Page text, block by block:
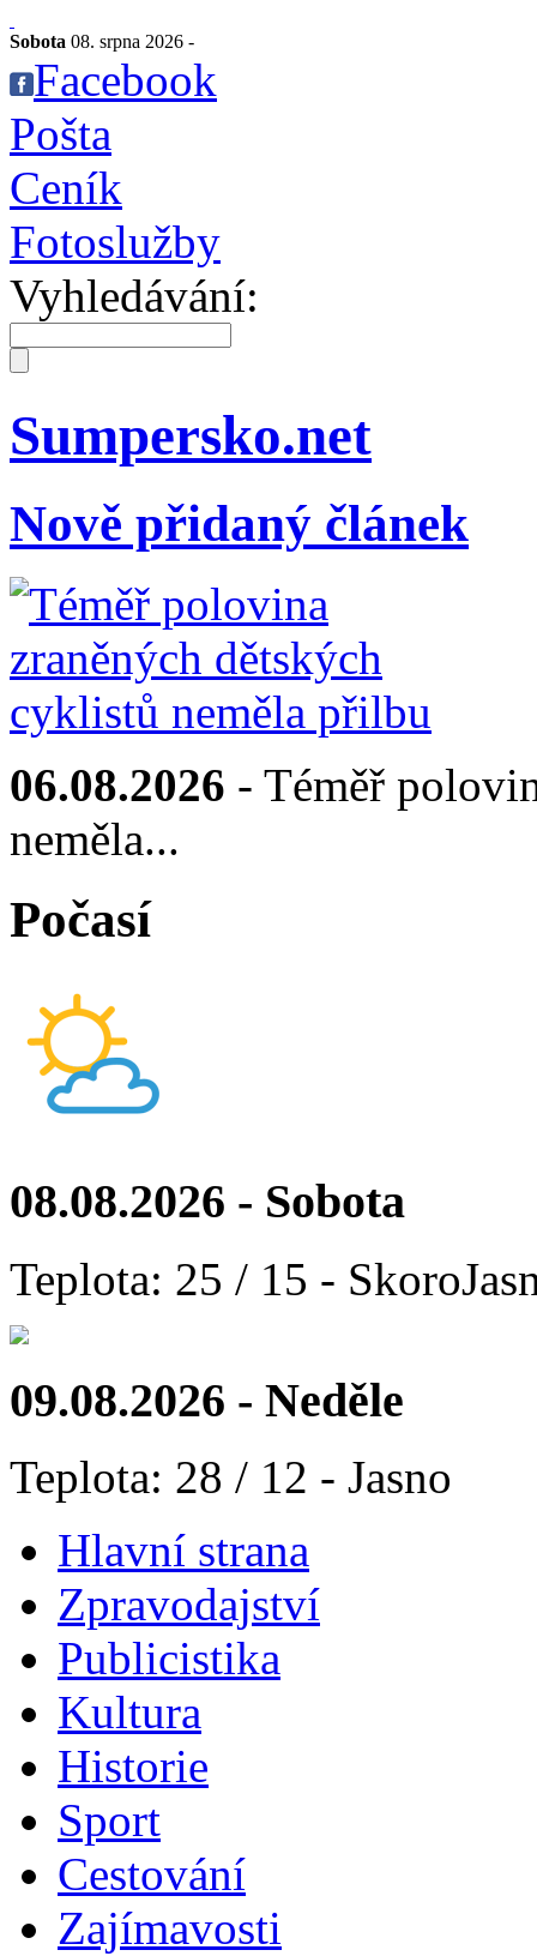
Sobota 08. srpna 2026 -
Facebook
Pošta
Ceník
Fotoslužby
Vyhledávání:
Sumpersko.net
Nově přidaný článek
06.08.2026 - Téměř
neměla...
Počasí
08.08.2026 - Sobota
Teplota: 25 / 15 -
09.08.2026 - Neděle
Teplota: 28 / 12 - Jasno
Hlavní strana
Zpravodajství
Publicistika
Kultura
Historie
Sport
Cestování
Zajímavosti